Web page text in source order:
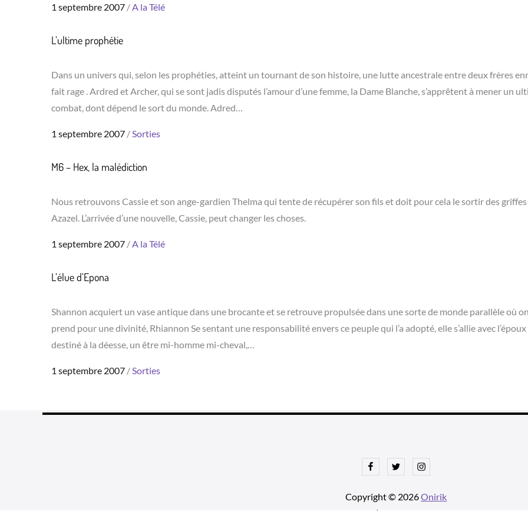
Posted
1 septembre 2007 A la Télé
L’ultime prophétie
Dans un univers qui, selon les prophéties, atteint un tournant de son histoire, une lutte ancestrale entre deux frères
fait rage . Ardred et Archer, qui se sont jadis disputés l’amour d’une femme, la Dame Blanche, s’apprêtent à mener un
combat, dont dépend le sort du monde. Adred…
Posted
1 septembre 2007 Sorties
M6 – Hex, la malédiction
Nous retrouvons Cassie et son ange-gardien Thelma qui tente de récupérer son fils et doit pour cela le sortir des
Azazel. L’arrivée d’une nouvelle, Cassie, peut changer les choses.
Posted
1 septembre 2007 A la Télé
L’élue d’Epona
Shannon acquiert un vase antique dans une brocante et se retrouve propulsée dans une sorte de monde parallèle où
prend pour une divinité, Rhiannon Se sentant une responsabilité envers ce peuple qui l’a adopté, elle s’allie avec
destiné à la déesse, un être mi-homme mi-cheval,…
Posted
1 septembre 2007 Sorties
FacebookTwitterInstagram
Copyright © 2026Onirik
| Ajustements par